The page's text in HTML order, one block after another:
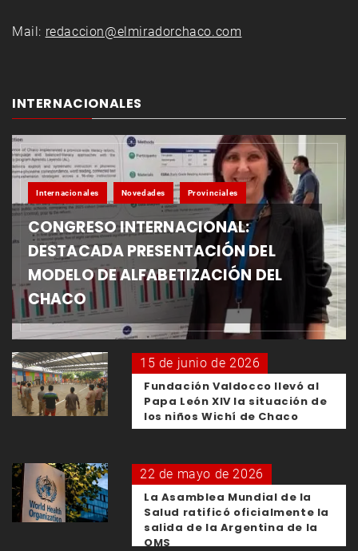
Mail: redaccion@elmiradorchaco.com
INTERNACIONALES
Internacionales Novedades Provinciales
CONGRESO INTERNACIONAL:
DESTACADA PRESENTACIÓN DEL
MODELO DE ALFABETIZACIÓN DEL
CHACO
15 de junio de 2026
Fundación Valdocco llevó al
Papa León XIV la situación de
los niños Wichí de Chaco
22 de mayo de 2026
La Asamblea Mundial de la
Salud ratificó oficialmente la
salida de la Argentina de la
OMS